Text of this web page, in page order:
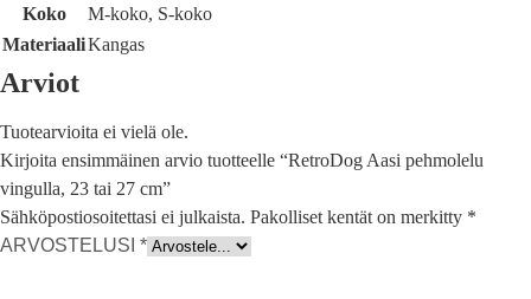
Koko
M-koko, S-koko
MateriaaliKangas
Arviot
Tuotearvioita ei vielä ole.
Kirjoita ensimmäinen arvio tuotteelle “RetroDog Aasi pehmolelu
vingulla, 23 tai 27 cm”
Sähköpostiosoitettasi ei julkaista. Pakolliset kentät on merkitty *
ARVOSTELUSI *